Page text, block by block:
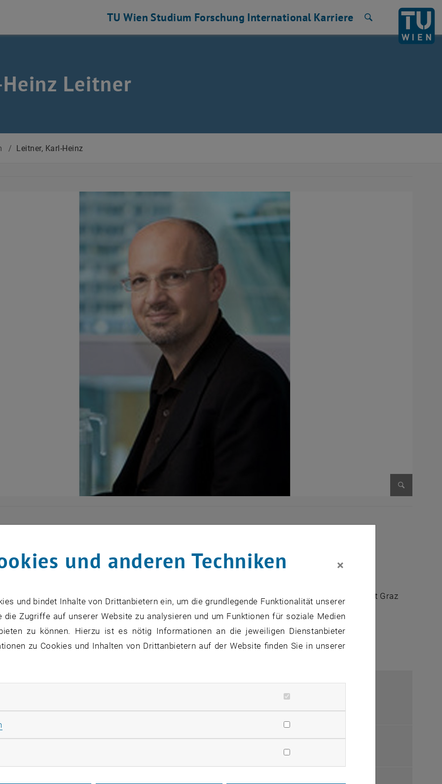
TU Wien Studium Forschung International Karriere
Leitner
/ Leitner, Karl-Heinz
in Innovationsmanagement und Unternehmensgründung
für Innovationsmanagement am Zentrum für Entrepreneurship und angewandte BWL, Universität Graz
des Programms "Organising Innovation and Emerging Technologies - Knowledge and Talent
Programme", das von AIT und TU organisiert wird
und anderen Techniken ×
und bindet Inhalte von Drittanbietern ein, um die grundlegende Funktionalität unserer
Zugriffe auf unserer Website zu analysieren und um Funktionen für soziale Medien
zu können. Hierzu ist es nötig Informationen an die jeweiligen Dienstanbieter
zu Cookies und Inhalten von Drittanbietern auf der Website finden Sie in unserer
Cookies zulassen